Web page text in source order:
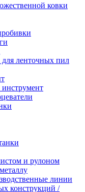
ковки
для ленточных пил
и рулоном
линии
конструкций /